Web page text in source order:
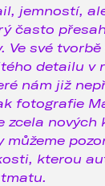
jemností,
často
Ve své
detailu v
nám již
fotografie
zcela nových
můžeme
kterou